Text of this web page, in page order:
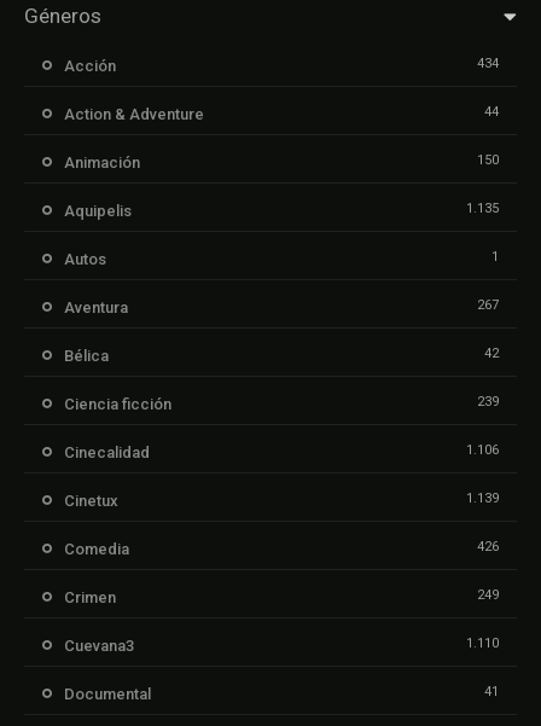
Géneros
Acción 434
Action & Adventure 44
Animación 150
Aquipelis 1.135
Autos 1
Aventura 267
Bélica 42
Ciencia ficción 239
Cinecalidad 1.106
Cinetux 1.139
Comedia 426
Crimen 249
Cuevana3 1.110
Documental 41